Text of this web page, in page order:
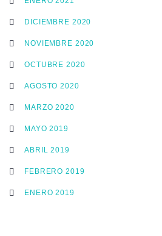
DICIEMBRE 2020
NOVIEMBRE 2020
OCTUBRE 2020
AGOSTO 2020
MARZO 2020
MAYO 2019
ABRIL 2019
FEBRERO 2019
ENERO 2019